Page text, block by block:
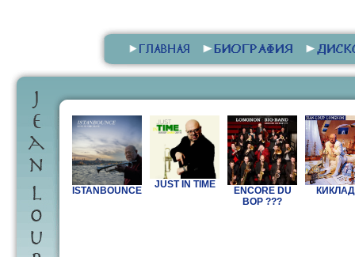
ISTANBOUNCE
JUST IN TIME
ENCORE DU
BOP ???